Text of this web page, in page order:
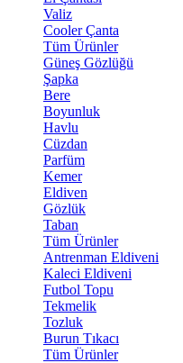
Valiz
Cooler Çanta
Tüm Ürünler
Güneş Gözlüğü
Şapka
Bere
Boyunluk
Havlu
Cüzdan
Parfüm
Kemer
Eldiven
Gözlük
Taban
Tüm Ürünler
Antrenman Eldiveni
Kaleci Eldiveni
Futbol Topu
Tekmelik
Tozluk
Burun Tıkacı
Tüm Ürünler